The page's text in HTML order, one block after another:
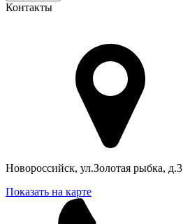
Контакты
Новороссийск, ул.Золотая рыбка, д.3
Показать на карте